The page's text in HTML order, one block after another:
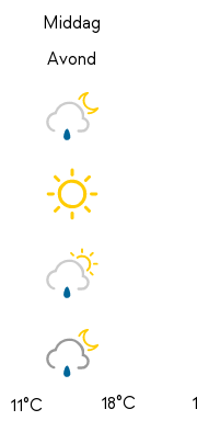
Middag
Avond
11°C 18°C